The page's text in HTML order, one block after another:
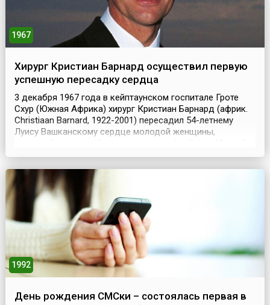
1967
Хирург Кристиан Барнард осуществил первую
успешную пересадку сердца
3 декабря 1967 года в кейптаунском госпитале Гроте
Схур (Южная Африка) хирург Кристиан Барнард (африк.
Christiaan Barnard, 1922-2001) пересадил 54-летнему
Луису Вашканскому сердце молодой женщины,
после операции Вашканский умер от пневмонии. Однако
пересаженным сердцем более 19 месяцев. К концу
1968...
1992
День рождения СМСки – состоялась первая в